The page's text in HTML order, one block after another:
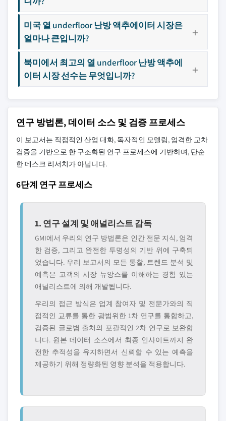
미국 열 underfloor 난방 액추에이터 시장은
얼마나 큰입니까?
북미에서 최고의 열 underfloor 난방 액추에
이터 시장 선수는 무엇입니까?
연구 방법론, 데이터 소스 및 검증 프로세스
이 보고서는 직접적인 산업 대화, 독자적인 모델링, 엄격한 교차
검증을 기반으로 한 구조화된 연구 프로세스에 기반하며, 단순
한 데스크 리서치가 아닙니다.
6단계 연구 프로세스
1. 연구 설계 및 애널리스트 감독
GMI에서 우리의 연구 방법론은 인간 전문 지식, 엄격
한 검증, 그리고 완전한 투명성의 기반 위에 구축되
었습니다. 우리 보고서의 모든 통찰, 트렌드 분석 및
예측은 고객의 시장 뉴앙스를 이해하는 경험 있는
애널리스트에 의해 개발됩니다.
우리의 접근 방식은 업계 참여자 및 전문가와의 직
접적인 교류를 통한 광범위한 1차 연구를 통합하고,
검증된 글로볌 출처의 포괄적인 2차 연구로 보완합
니다. 원본 데이터 소스에서 최종 인사이트까지 완
전한 추적성을 유지하면서 신뢰할 수 있는 예측을
제공하기 위해 정량화된 영향 분석을 적용합니다.